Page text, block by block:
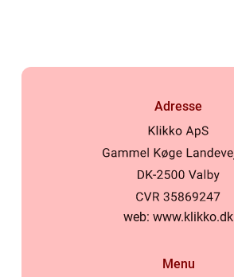
Adresse
web: www.klikko.dk
Menu